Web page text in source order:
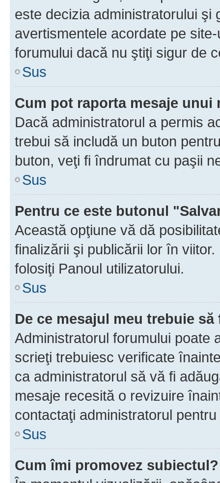
este decizia administratorului şi
avertismentele acordate pe
forumului dacă nu ştiţi sigur de
Sus
Cum pot raporta mesaje unui
Dacă administratorul a permis
trebui să includă un buton
buton, veţi fi îndrumat cu paşii
Sus
Pentru ce este butonul
Această opţiune vă dă
finalizării şi publicării lor în
folosiţi Panoul utilizatorului.
Sus
De ce mesajul meu trebuie
Administratorul forumului poate
scrieţi trebuiesc verificate
ca administratorul să vă fi
mesaje recesită o revizuire
contactaţi administratorul
Sus
Cum îmi promovez subiectul?